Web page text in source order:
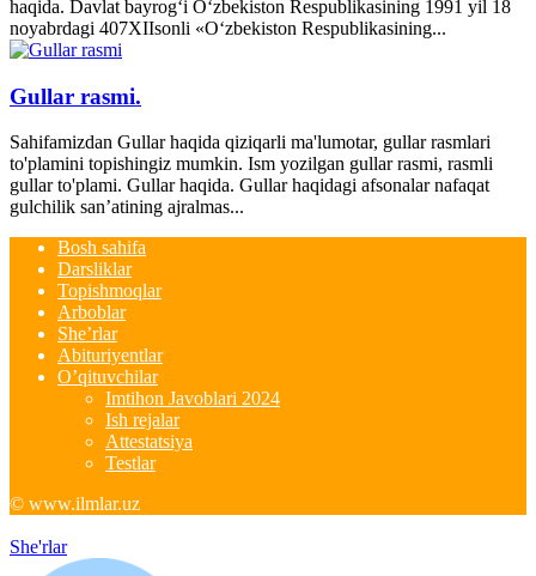
haqida. Davlat bayrog‘i O‘zbekiston Respublikasining 1991 yil 18
noyabrdagi 407­XII­sonli «O‘zbekiston Respublikasining...
Gullar rasmi.
Sahifamizdan Gullar haqida qiziqarli ma'lumotar, gullar rasmlari
to'plamini topishingiz mumkin. Ism yozilgan gullar rasmi, rasmli
gullar to'plami. Gullar haqida. Gullar haqidagi afsonalar nafaqat
gulchilik san’atining ajralmas...
Bosh sahifa
Darsliklar
Topishmoqlar
Arboblar
She’rlar
Abituriyentlar
O’qituvchilar
Imtihon Javoblari 2024
Ish rejalar
Attestatsiya
Testlar
© www.ilmlar.uz
She'rlar